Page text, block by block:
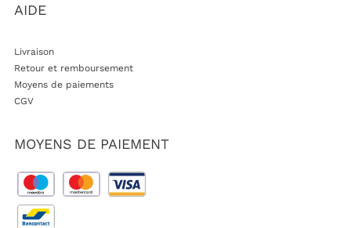
AIDE
Livraison
Retour et remboursement
Moyens de paiements
CGV
MOYENS DE PAIEMENT